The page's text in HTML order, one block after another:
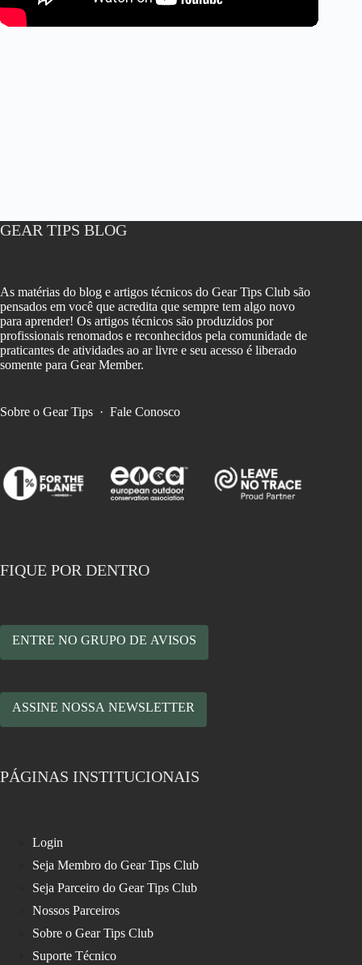
GEAR TIPS BLOG
As matérias do blog e artigos técnicos do Gear Tips Club são
pensados em você que acredita que sempre tem algo novo
para aprender! Os artigos técnicos são produzidos por
profissionais renomados e reconhecidos pela comunidade de
praticantes de atividades ao ar livre e seu acesso é liberado
somente para Gear Member.
Sobre o Gear Tips · Fale Conosco
FIQUE POR DENTRO
ENTRE NO GRUPO DE AVISOS
ASSINE NOSSA NEWSLETTER
PÁGINAS INSTITUCIONAIS
Login
Seja Membro do Gear Tips Club
Seja Parceiro do Gear Tips Club
Nossos Parceiros
Sobre o Gear Tips Club
Suporte Técnico